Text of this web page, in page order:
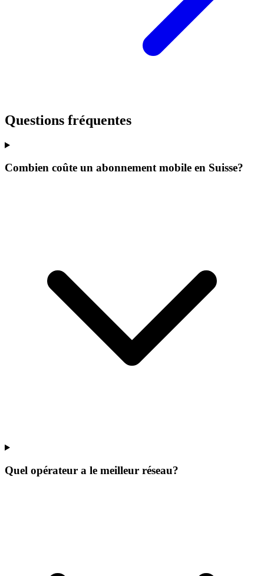
Questions fréquentes
Combien coûte un abonnement mobile en Suisse?
Quel opérateur a le meilleur réseau?